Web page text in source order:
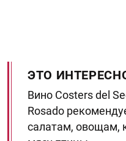
ЭТО
Вино Costers del
Rosado
салатам, овощам,